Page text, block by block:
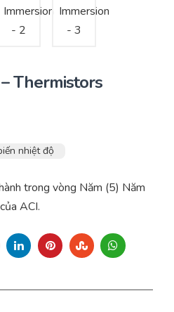
Thermistors
nhiệt độ
trong vòng Năm (5) Năm
ACI.